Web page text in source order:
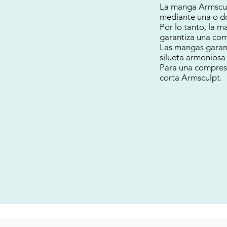
La manga
mediante una o
Por lo tanto, la
garantiza una
Las mangas
silueta
Para una
corta Armsculpt.